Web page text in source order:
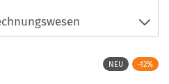
NEU -12%